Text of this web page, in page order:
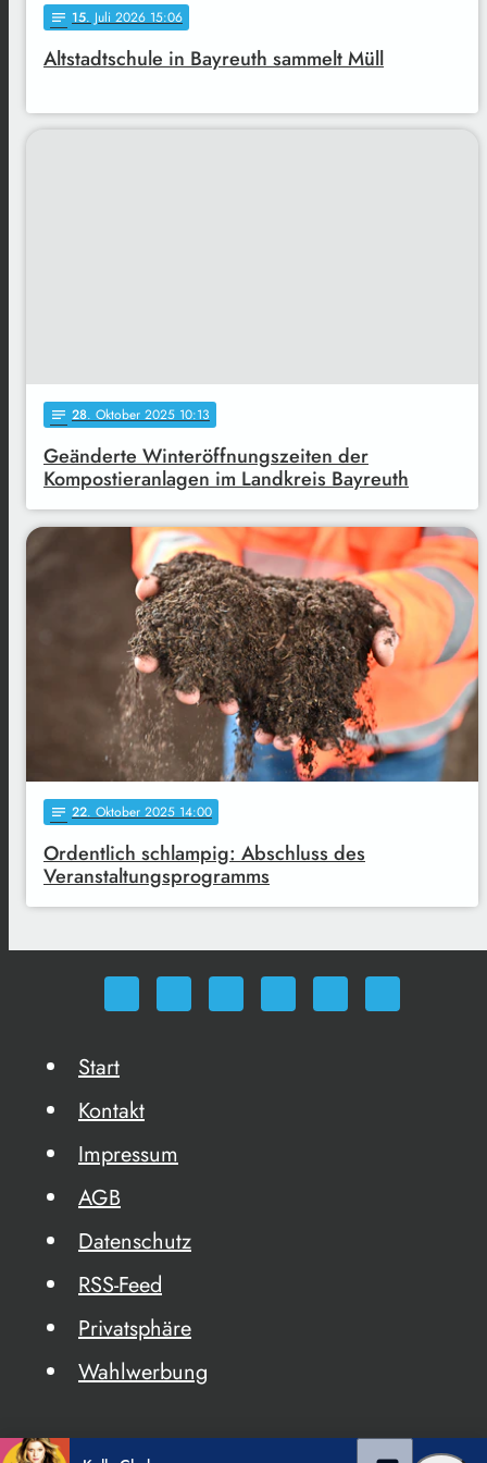
notes 15. Juli 2026 15:06
Altstadtschule in Bayreuth sammelt Müll
notes 28. Oktober 2025 10:13
Geänderte Winteröffnungszeiten der
Kompostieranlagen im Landkreis Bayreuth
notes 22. Oktober 2025 14:00
Ordentlich schlampig: Abschluss des
Veranstaltungsprogramms
Start
Kontakt
Impressum
AGB
Datenschutz
RSS-Feed
Privatsphäre
Wahlwerbung